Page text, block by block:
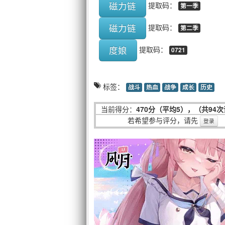
磁力链 提取码： 第一季
磁力链 提取码： 第二季
度娘 提取码： 0721
标签： 战斗 热血 战争 成长 历史
当前得分： 470分（平均5），（共94
若希望参与评分，请先
登录